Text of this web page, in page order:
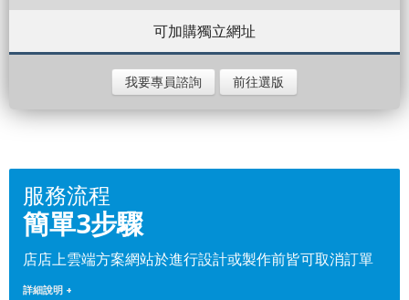
可加購獨立網址
我要專員諮詢 前往選版
服務流程
簡單3步驟
店店上雲端方案網站於進行設計或製作前皆可取消訂單
詳細說明 +